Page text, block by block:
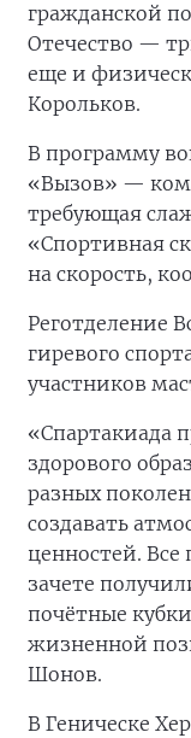
гражданской
Отечество —
еще и
Корольков.
В программу
«Вызов» —
требующая
«Спортивная
на скорость,
Реготделение
гиревого
участников
«Спартакиада
здорового
разных
создавать
ценностей.
зачете
почётные
жизненной
Шонов.
В Геническе